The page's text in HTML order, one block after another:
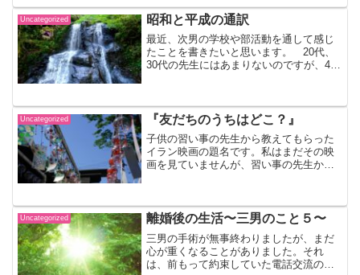
一緒に暮らしてい...
Uncategorized 昭和と平成の通訳
最近、次男の学校や部活動を通して感じ
たことを書きたいと思います。 20代、
30代の先生にはあまりないのですが、40
れ』という言葉です。「やる気がないな
ら帰れ。」と言われて...
Uncategorized 『友だちのうちはどこ？』
子供の習い事の先生から教えてもらった
イラン映画の題名です。私はまだその映
画を見ていませんが、習い事の先生から
ートを持って帰ってしまって、その友達
にノートを返すため、友達...
Uncategorized 離婚後の生活〜三男のこと５〜
三男の手術が無事終わりましたが、まだ
心が重くなることがありました。それ
は、前もって約束していた電話交流の日